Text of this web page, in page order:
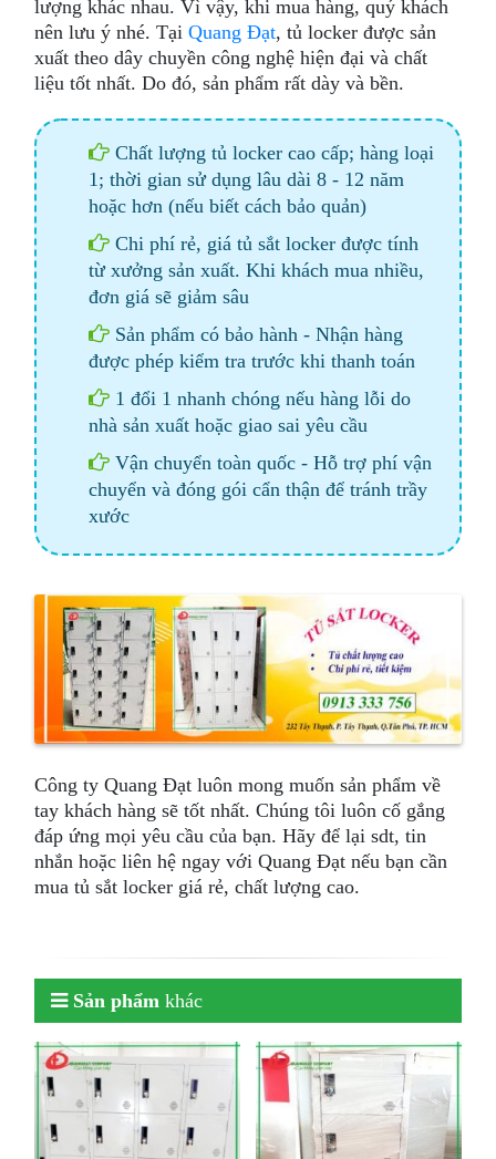
lượng khác nhau. Vì vậy, khi mua hàng, quý khách
nên lưu ý nhé. TạiQuang Đạt, tủ locker được sản
xuất theo dây chuyền công nghệ hiện đại và chất
liệu tốt nhất. Do đó, sản phẩm rất dày và bền.
Chất lượng tủ locker cao cấp; hàng loại
1; thời gian sử dụng lâu dài 8 - 12 năm
hoặc hơn (nếu biết cách bảo quản)
Chi phí rẻ, giá tủ sắt locker được tính
từ xưởng sản xuất. Khi khách mua nhiều,
đơn giá sẽ giảm sâu
Sản phẩm có bảo hành - Nhận hàng
được phép kiểm tra trước khi thanh toán
1 đổi 1 nhanh chóng nếu hàng lỗi do
nhà sản xuất hoặc giao sai yêu cầu
Vận chuyển toàn quốc - Hỗ trợ phí vận
chuyển và đóng gói cẩn thận để tránh trầy
xước
Công ty Quang Đạt luôn mong muốn sản phẩm về
tay khách hàng sẽ tốt nhất. Chúng tôi luôn cố gắng
đáp ứng mọi yêu cầu của bạn. Hãy để lại sdt, tin
nhắn hoặc liên hệ ngay với Quang Đạt nếu bạn cần
mua tủ sắt locker giá rẻ, chất lượng cao.
Sản phẩm khác